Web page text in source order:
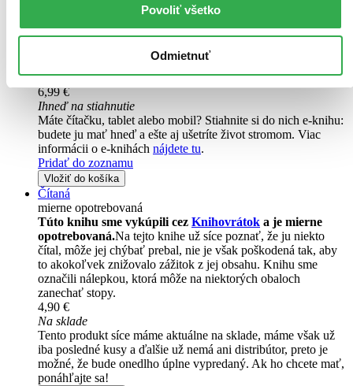
Povoliť všetko
Odmietnuť
posledné kusy. Ak ju chcete mať rýchlo, ponáhľajte sa!
Dodanie ďalších môže trvať dlhšie, zvyčajne do piatich dní.
E-kniha PDF
6,99 €
Ihneď na stiahnutie
Máte čítačku, tablet alebo mobil? Stiahnite si do nich e-knihu:
budete ju mať hneď a ešte aj ušetríte život stromom. Viac
informácii o e-knihách nájdete tu.
Pridať do zoznamu
Vložiť do košíka
Čítaná
mierne opotrebovaná
Túto knihu sme vykúpili cez Knihovrátok a je mierne
opotrebovaná.Na tejto knihe už síce poznať, že ju niekto
čítal, môže jej chýbať prebal, nie je však poškodená tak, aby
to akokoľvek znižovalo zážitok z jej obsahu. Knihu sme
označili nálepkou, ktorá môže na niektorých obaloch
zanechať stopy.
4,90 €
Na sklade
Tento produkt síce máme aktuálne na sklade, máme však už
iba posledné kusy a ďalšie už nemá ani distribútor, preto je
možné, že bude onedlho úplne vypredaný. Ak ho chcete mať,
ponáhľajte sa!